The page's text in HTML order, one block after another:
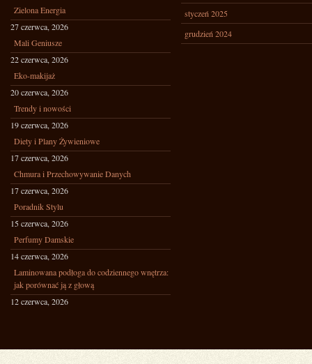
Zielona Energia
27 czerwca, 2026
Mali Geniusze
22 czerwca, 2026
Eko-makijaż
20 czerwca, 2026
Trendy i nowości
19 czerwca, 2026
Diety i Plany Żywieniowe
17 czerwca, 2026
Chmura i Przechowywanie Danych
17 czerwca, 2026
Poradnik Stylu
15 czerwca, 2026
Perfumy Damskie
14 czerwca, 2026
Laminowana podłoga do codziennego wnętrza:
jak porównać ją z głową
12 czerwca, 2026
styczeń 2025
grudzień 2024